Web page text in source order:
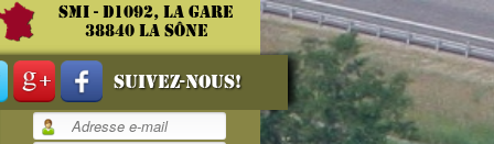
SMI - D1092, La gare
38840 La Sône
Suivez-nous!